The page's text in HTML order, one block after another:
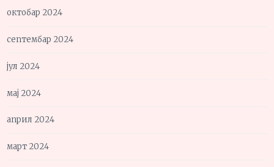
октобар 2024
септембар 2024
јул 2024
мај 2024
април 2024
март 2024